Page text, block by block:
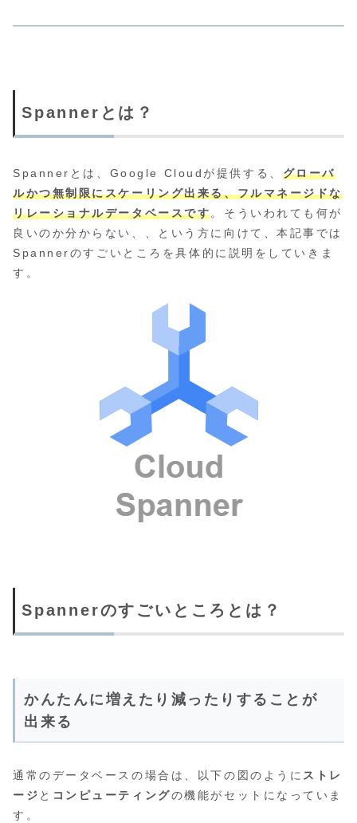
Spannerとは？
Spannerとは、Google Cloudが提供する、 グローバ
ルかつ無制限にスケーリング出来る、フルマネージドな
リレーショナルデータベースです。そういわれても何が
良いのか分からない、、という方に向けて、本記事では
Spannerのすごいところを具体的に説明をしていきま
す。
Spannerのすごいところとは？
かんたんに増えたり減ったりすることが
出来る
通常のデータベースの場合は、以下の図のように ストレ
ージ と コンピューティングの機能がセットになっていま
す。